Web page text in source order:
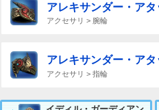
アレキサンダー・ア
アクセサリ > 腕輪
アレキサンダー・ア
アクセサリ > 指輪